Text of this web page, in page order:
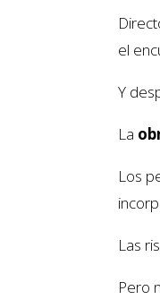
el
Y
La
Los
Las
Pero